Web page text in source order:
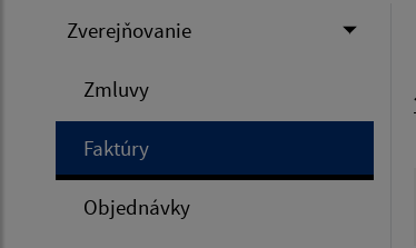
Zverejňovanie
Zmluvy
Faktúry
Objednávky